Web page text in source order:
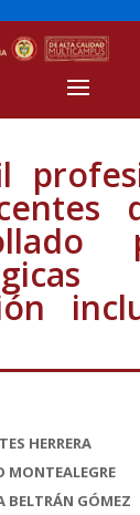
HERRERA
MONTEALEGRE
BELTRÁN GÓMEZ